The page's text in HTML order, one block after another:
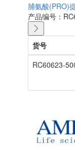
脯氨酸(PRO)
产品编号：
货号
RC60623-